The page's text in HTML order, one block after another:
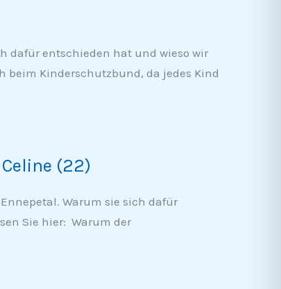
dafür entschieden hat und wieso wir
Kinderschutzbund, da jedes Kind
(22)
Warum sie sich dafür
Sie hier: Warum der